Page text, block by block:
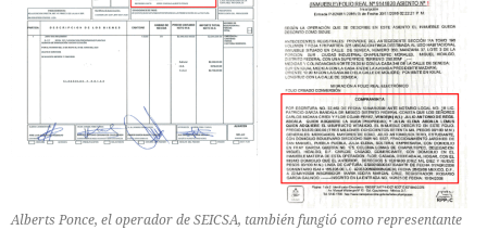
Alberts Ponce, el operador de SEICSA, también fungió como representante